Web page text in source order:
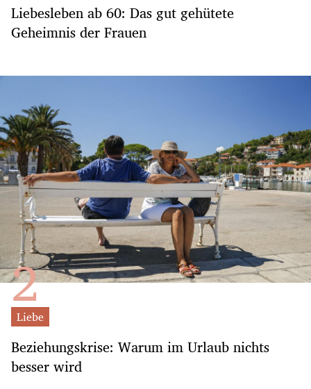
Liebesleben ab 60: Das gut gehütete
Geheimnis der Frauen
Liebe
Beziehungskrise: Warum im Urlaub nichts
besser wird